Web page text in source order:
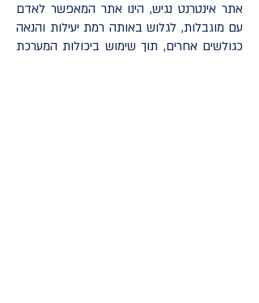
אתר אינטרנט נגיש, הינו אתר המאפשר לאדם
עם מוגבלות, לגלוש באותה רמת יעילות והנאה
כגולשים אחרים, תוך שימוש ביכולות המערכת